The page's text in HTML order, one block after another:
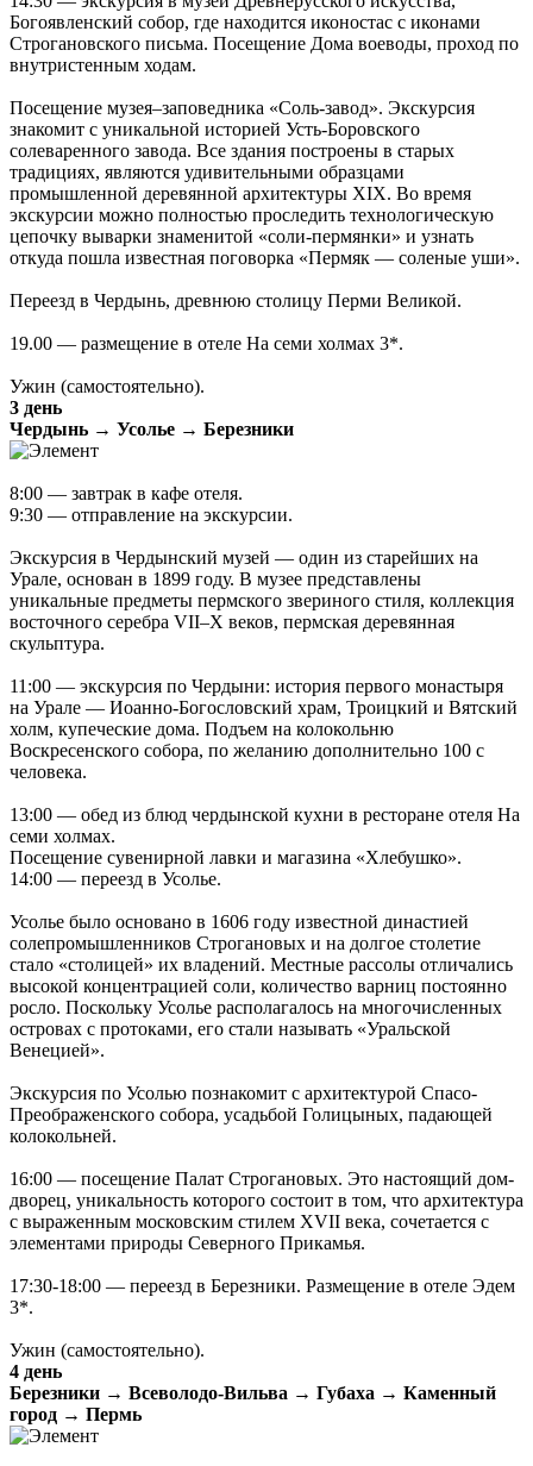
Богоявленский собор, где находится иконостас с иконами
Строгановского письма. Посещение Дома воеводы, проход по
внутристенным ходам.
Посещение музея–заповедника «Соль-завод». Экскурсия
знакомит с уникальной историей Усть-Боровского
солеваренного завода. Все здания построены в старых
традициях, являются удивительными образцами
промышленной деревянной архитектуры XIX. Во время
экскурсии можно полностью проследить технологическую
цепочку выварки знаменитой «соли-пермянки» и узнать
откуда пошла известная поговорка «Пермяк — соленые уши».
Переезд в Чердынь, древнюю столицу Перми Великой.
19.00 — размещение в отеле На семи холмах 3*.
Ужин (самостоятельно).
3 день
Чердынь → Усолье → Березники
8:00 — завтрак в кафе отеля.
9:30 — отправление на экскурсии.
Экскурсия в Чердынский музей — один из старейших на
Урале, основан в 1899 году. В музее представлены
уникальные предметы пермского звериного стиля, коллекция
восточного серебра VII–X веков, пермская деревянная
скульптура.
11:00 — экскурсия по Чердыни: история первого монастыря
на Урале — Иоанно-Богословский храм, Троицкий и Вятский
холм, купеческие дома. Подъем на колокольню
Воскресенского собора, по желанию дополнительно 100 с
человека.
13:00 — обед из блюд чердынской кухни в ресторане отеля На
семи холмах.
Посещение сувенирной лавки и магазина «Хлебушко».
14:00 — переезд в Усолье.
Усолье было основано в 1606 году известной династией
солепромышленников Строгановых и на долгое столетие
стало «столицей» их владений. Местные рассолы отличались
высокой концентрацией соли, количество варниц постоянно
росло. Поскольку Усолье располагалось на многочисленных
островах с протоками, его стали называть «Уральской
Венецией».
Экскурсия по Усолью познакомит с архитектурой Спасо-
Преображенского собора, усадьбой Голицыных, падающей
колокольней.
16:00 — посещение Палат Строгановых. Это настоящий дом-
дворец, уникальность которого состоит в том, что архитектура
с выраженным московским стилем XVII века, сочетается с
элементами природы Северного Прикамья.
17:30-18:00 — переезд в Березники. Размещение в отеле Эдем
3*.
Ужин (самостоятельно).
4 день
Березники → Всеволодо-Вильва → Губаха → Каменный
город → Пермь